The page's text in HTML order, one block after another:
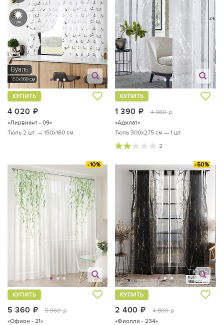
4 020
КУПИТЬ
«Лирвиант - 09»
Тюль 2 шт. — 150х160 см.
1 390 руб.
4 080 руб.
КУПИТЬ
«Адилат»
Тюль 300х275 см — 1 шт.
2
-10%
5 360 руб.
5 960 руб.
КУПИТЬ
«Офион - 21»
-50%
2 400 руб.
4 800 руб.
КУПИТЬ
«Фиолли - 234»